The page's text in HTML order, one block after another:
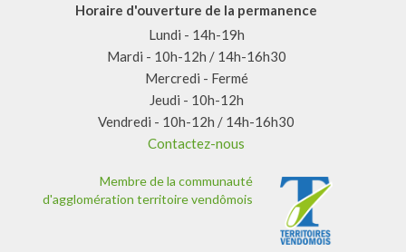
Horaire d'ouverture de la permanence
Lundi - 14h-19h
Mardi - 10h-12h / 14h-16h30
Mercredi - Fermé
Jeudi - 10h-12h
Vendredi - 10h-12h / 14h-16h30
Contactez-nous
Membre de la communauté
d'agglomération territoire vendômois